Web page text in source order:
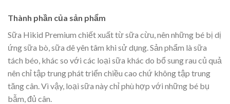
Thành phần của sản phẩm
Sữa Hikid Premium chiết xuất từ sữa cừu, nên những bé bị dị
ứng sữa bò, sữa dê yên tâm khi sử dụng. Sản phẩm là sữa
tách béo, khác so với các loại sữa khác do bổ sung rau củ quả
nên chỉ tập trung phát triển chiều cao chứ không tập trung
tăng cân. Vì vậy, loại sữa này chỉ phù hợp với những bé bụ
bẫm, đủ cân.